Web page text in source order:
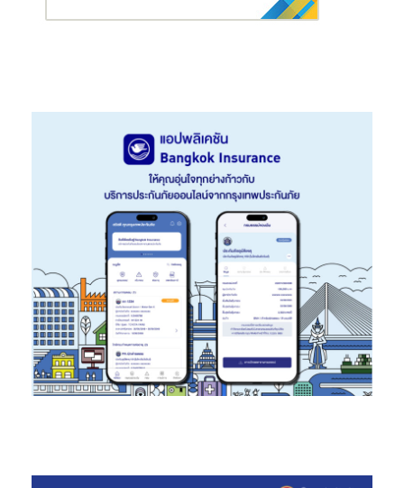
สถานีรถไฟฟ้า จะสามารถดำเนินการเข้าควบคุมสถานการณ์ได้อย่าง
บริการ รักษามาตรฐานการปฏิบัติงานในด้านการเดินรถ และซ่อมบำรุง
พัฒนาบุคลากรให้มีศักยภาพอยู่เสมอ รวมถึงรับผิดชอบต่อสังคมและ
สิ่งแวดล้อมที่เกี่ยวเนื่องกับธุรกิจขององค์กร อีกทั้งสามารถเชื่อมโยง
ทุกการเดินทางกับระบบขนส่งสาธารณะอื่นๆ ได้อย่างสะดวก รวดเร็ว
ปลอดภัย ตลอดจนยกระดับคุณภาพชีวิตชานเมืองได้อย่างยั่งยืน
โดยท่านสามารถติดตามรายละเอียดได้ทาง โซเชียลมิเดียทุก
แพลตฟอร์ม Facebook Fan Page, Twitter , Instagram, Youtube,
Tiktok พิมพ์ชื่อ “RED Line SRTET” หรือส่วนบริการลูกค้า 1690
ตลอด 24 ชั่วโมง และ www.srtet.co.th
“มากกว่าการเดินทางคือ …ความพิเศษ” รถไฟฟ้าสายสีแดง ยกระดับ
คุณภาพชีวิตชานเมือง